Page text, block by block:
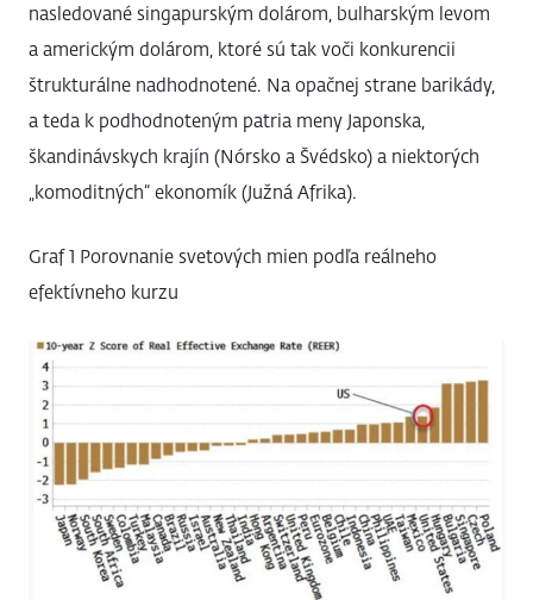
nasledované singapurským dolárom, bulharským levom
a americkým dolárom, ktoré sú tak voči konkurencii
štrukturálne nadhodnotené. Na opačnej strane barikády,
a teda k podhodnoteným patria meny Japonska,
škandinávskych krajín (Nórsko a Švédsko) a niektorých
„komoditných“ ekonomík (Južná Afrika).
Graf 1 Porovnanie svetových mien podľa reálneho
efektívneho kurzu